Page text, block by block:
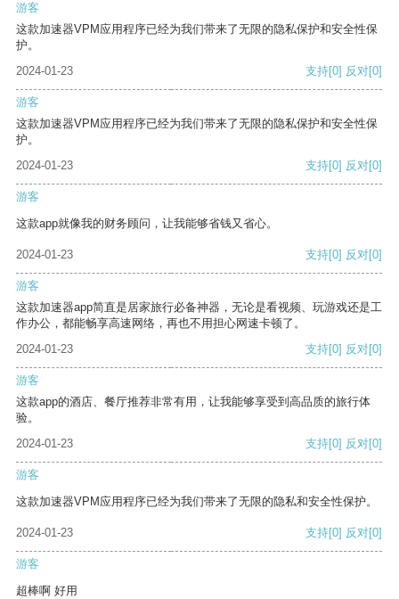
游客
这款加速器VPM应用程序已经为我们带来了无限的隐私保护和安全性保
护。
2024-01-23
支持[0] 反对[0]
游客
这款加速器VPM应用程序已经为我们带来了无限的隐私保护和安全性保
护。
2024-01-23
支持[0] 反对[0]
游客
这款app就像我的财务顾问，让我能够省钱又省心。
2024-01-23 支持[0] 反对[0]
游客
这款加速器app简直是居家旅行必备神器，无论是看视频、玩游戏还是工
作办公，都能畅享高速网络，再也不用担心网速卡顿了。
2024-01-23
支持[0] 反对[0]
游客
这款app的酒店、餐厅推荐非常有用，让我能够享受到高品质的旅行体
验。
2024-01-23
支持[0] 反对[0]
游客
这款加速器VPM应用程序已经为我们带来了无限的隐私和安全性保护。
2024-01-23 支持[0] 反对[0]
游客
超棒啊 好用